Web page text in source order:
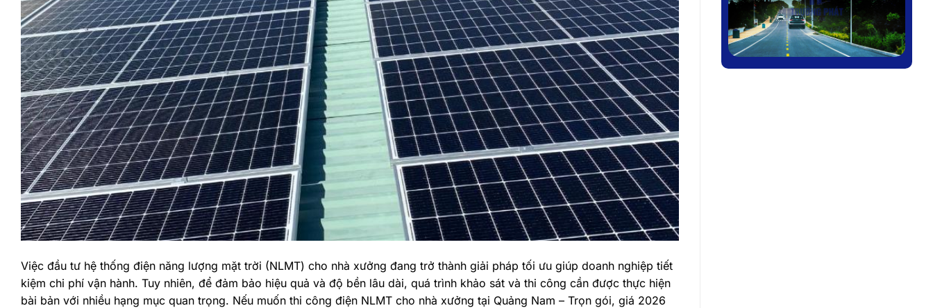
Việc đầu tư hệ thống điện năng lượng mặt trời (NLMT) cho nhà xưởng đang trở thành giải pháp tối ưu giúp doanh nghiệp tiết
kiệm chi phí vận hành. Tuy nhiên, để đảm bảo hiệu quả và độ bền lâu dài, quá trình khảo sát và thi công cần được thực hiện
bài bản với nhiều hạng mục quan trọng. Nếu muốn thi công điện NLMT cho nhà xưởng tại Quảng Nam – Trọn gói, giá 2026